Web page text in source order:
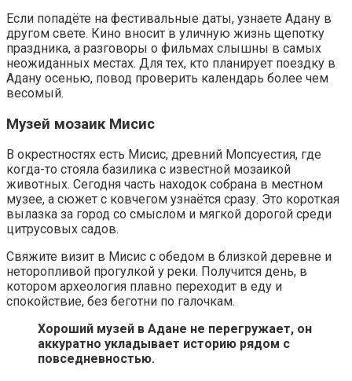
Если попадёте на фестивальные даты, узнаете Адану в
другом свете. Кино вносит в уличную жизнь щепотку
праздника, а разговоры о фильмах слышны в самых
неожиданных местах. Для тех, кто планирует поездку в
Адану осенью, повод проверить календарь более чем
весомый.
Музей мозаик Мисис
В окрестностях есть Мисис, древний Мопсуестия, где
когда-то стояла базилика с известной мозаикой
животных. Сегодня часть находок собрана в местном
музее, а сюжет с ковчегом узнаётся сразу. Это короткая
вылазка за город со смыслом и мягкой дорогой среди
цитрусовых садов.
Свяжите визит в Мисис с обедом в близкой деревне и
неторопливой прогулкой у реки. Получится день, в
котором археология плавно переходит в еду и
спокойствие, без беготни по галочкам.
Хороший музей в Адане не перегружает, он
аккуратно укладывает историю рядом с
повседневностью.